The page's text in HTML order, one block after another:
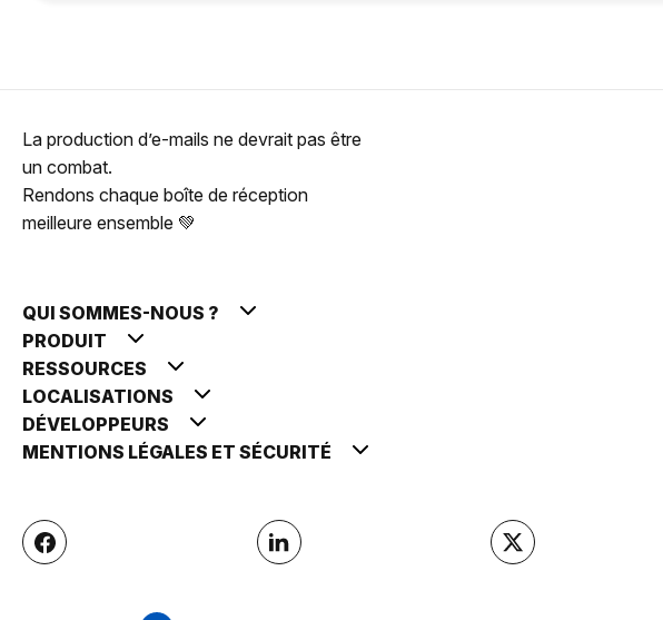
La production d’e-mails ne devrait pas être
un combat.
Rendons chaque boîte de réception
meilleure ensemble 💚
QUI SOMMES-NOUS ?
PRODUIT
RESSOURCES
LOCALISATIONS
DÉVELOPPEURS
MENTIONS LÉGALES ET SÉCURITÉ